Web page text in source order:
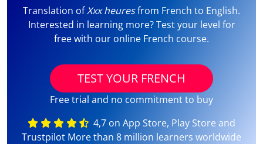
Translation ofXxx heuresfrom French to English.
Interested in learning more? Test your level for
free with our online French course.
TEST YOUR FRENCH
Free trial and no commitment to buy
4,7 on App Store, Play Store and
Trustpilot More than 8 million learners worldwide